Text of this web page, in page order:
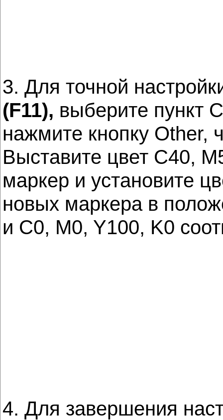
3. Для точной
(F11), выберите пункт
нажмите кнопку Other,
Выставите цвет C40,
маркер и установите
новых маркера в
и C0, M0, Y100, K0
4. Для завершения